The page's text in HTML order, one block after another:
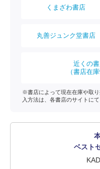
くまざわ書店
丸善ジュンク堂書店
近くの
（書店在
※書店によって現在在庫や取
入方法は、各書店のサイトにて
ベスト